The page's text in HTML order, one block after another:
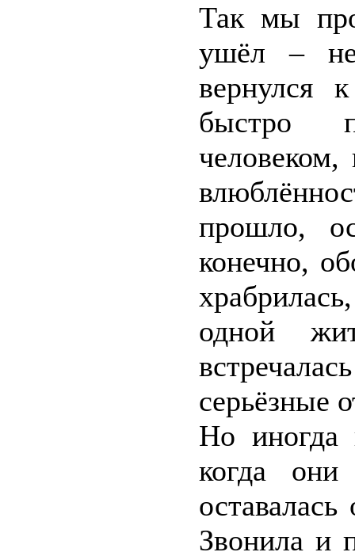
Так мы
ушёл –
вернулся
быстро
человеком,
прошло,
конечно,
одной
серьёзные
Но иногда
когда
Звонила и